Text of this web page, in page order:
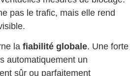
pas le trafic, mais elle rend
la fiabilité globale. Une forte
automatiquement un
sûr ou parfaitement